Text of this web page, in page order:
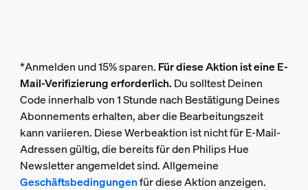
*Anmelden und 15% sparen. Für diese Aktion ist eine E-
Mail-Verifizierung erforderlich. Du solltest Deinen
Code innerhalb von 1 Stunde nach Bestätigung Deines
Abonnements erhalten, aber die Bearbeitungszeit
kann variieren. Diese Werbeaktion ist nicht für E-Mail-
Adressen gültig, die bereits für den Philips Hue
Newsletter angemeldet sind. Allgemeine
Geschäftsbedingungenfür diese Aktion anzeigen.